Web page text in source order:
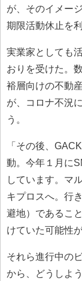
が、そのイメー
期限活動休止を
実業家としても
おりを受けた。
裕層向けの不動
が、コロナ不況
う。
「その後、
動。今年１月に
しています。マ
キプロスへ。行
避地）であるこ
けていた可能性
それら進行中の
から、どうしよ